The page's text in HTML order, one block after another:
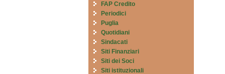
FAP Credito
Periodici
Puglia
Quotidiani
Sindacati
Siti Finanziari
Siti dei Soci
Siti istituzionali